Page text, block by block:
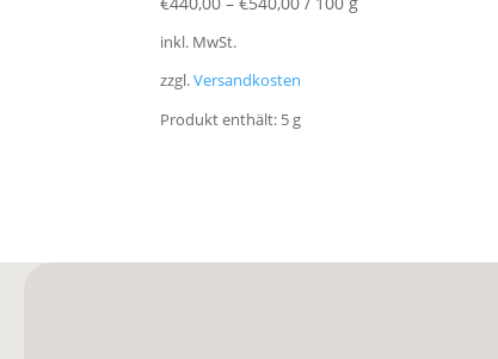
inkl. MwSt.
zzgl.Versandkosten
Produkt enthält: 5 g